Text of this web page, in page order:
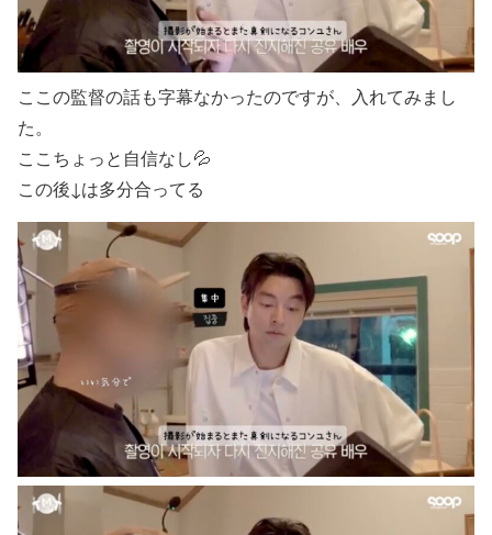
ここの監督の話も字幕なかったのですが、入れてみまし
た。
ここちょっと自信なし💦
この後↓は多分合ってる